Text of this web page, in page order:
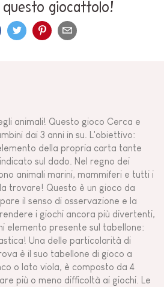
questo giocattolo!
animali! Questo gioco Cerca e
dai 3 anni in su. L'obiettivo:
della propria carta tante
sul dado. Nel regno dei
animali marini, mammiferi e tutti i
trovare! Questo è un gioco da
il senso di osservazione e la
i giochi ancora più divertenti,
elemento presente sul tabellone:
Una delle particolarità di
è il suo tabellone di gioco a
o lato viola, è composto da 4
più o meno difficoltà ai giochi. Le